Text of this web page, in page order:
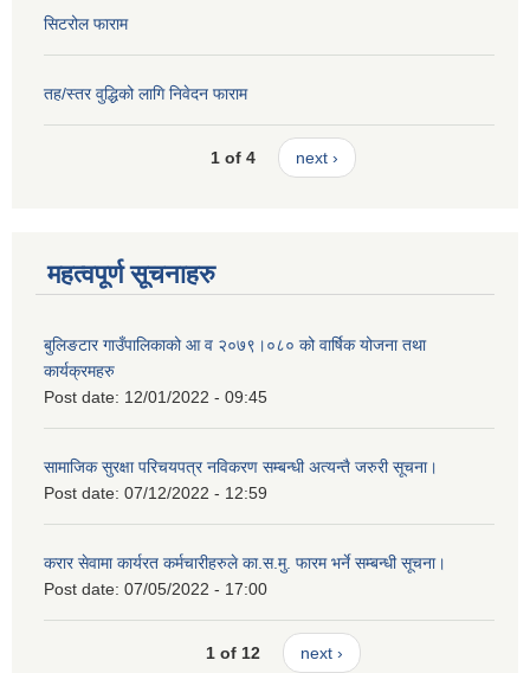
सिटरोल फाराम
तह/स्तर वुद्धिको लागि निवेदन फाराम
1 of 4 next ›
महत्वपूर्ण सूचनाहरु
बुलिङटार गाउँपालिकाको आ व २०७९।०८० को वार्षिक योजना तथा
कार्यक्रमहरु
Post date: 12/01/2022 - 09:45
सामाजिक सुरक्षा परिचयपत्र नविकरण सम्बन्धी अत्यन्तै जरुरी सूचना।
Post date: 07/12/2022 - 12:59
करार सेवामा कार्यरत कर्मचारीहरुले का.स.मु. फारम भर्ने सम्बन्धी सूचना।
Post date: 07/05/2022 - 17:00
1 of 12 next ›